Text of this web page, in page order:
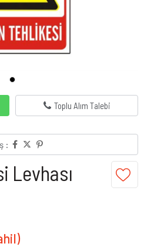
Toplu Alım Talebi
:
Levhası